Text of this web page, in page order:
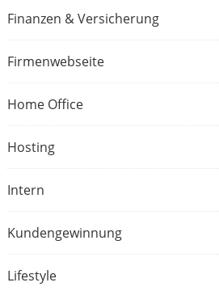
Finanzen & Versicherung
Firmenwebseite
Home Office
Hosting
Intern
Kundengewinnung
Lifestyle